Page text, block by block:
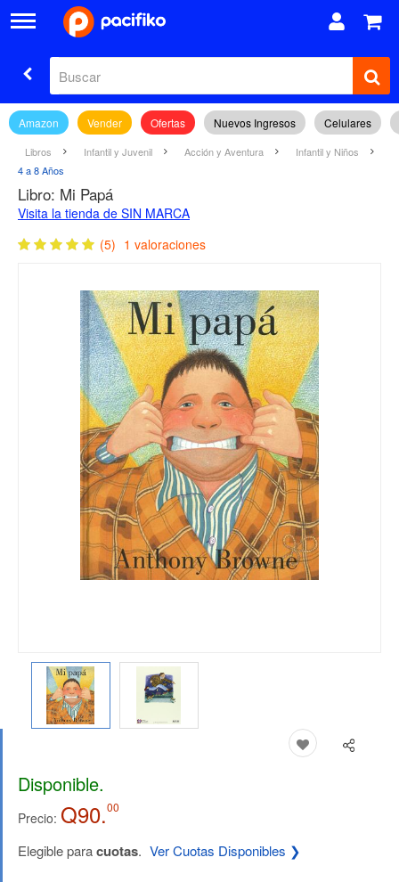
Amazon Vender Ofertas Nuevos Ingresos Celulares
Libros Infantil y Juvenil Acción y Aventura
Infantil y Niños
4 a 8 Años
Libro: Mi Papá
Visita la tienda de SIN MARCA
(5) 1 valoraciones
Disponible.
Precio: Q90.00
Elegible paracuotas. Ver Cuotas Disponibles ❯